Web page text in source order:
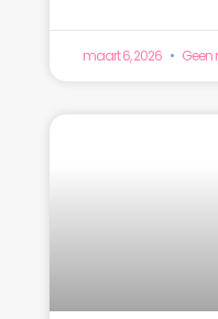
maart 6, 2026 Geen